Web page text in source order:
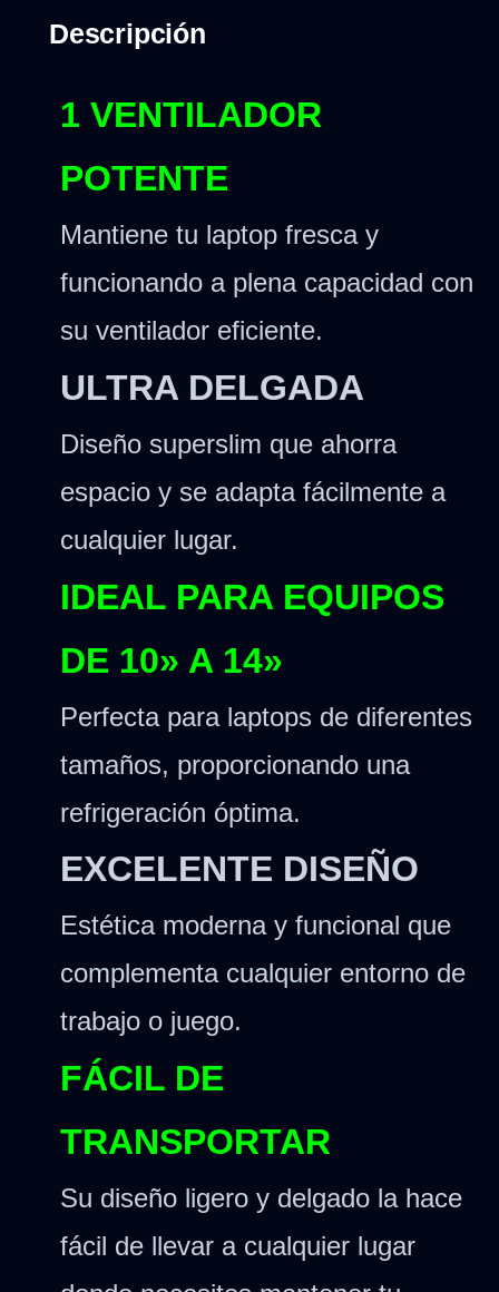
Descripción
1 VENTILADOR
POTENTE
Mantiene tu laptop fresca y
funcionando a plena capacidad con
su ventilador eficiente.
ULTRA DELGADA
Diseño superslim que ahorra
espacio y se adapta fácilmente a
cualquier lugar.
IDEAL PARA EQUIPOS
DE 10» A 14»
Perfecta para laptops de diferentes
tamaños, proporcionando una
refrigeración óptima.
EXCELENTE DISEÑO
Estética moderna y funcional que
complementa cualquier entorno de
trabajo o juego.
FÁCIL DE
TRANSPORTAR
Su diseño ligero y delgado la hace
fácil de llevar a cualquier lugar